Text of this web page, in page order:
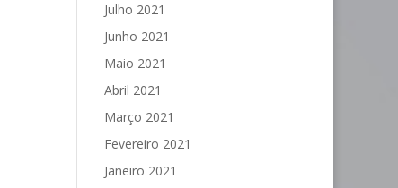
Julho 2021
Junho 2021
Maio 2021
Abril 2021
Março 2021
Fevereiro 2021
Janeiro 2021